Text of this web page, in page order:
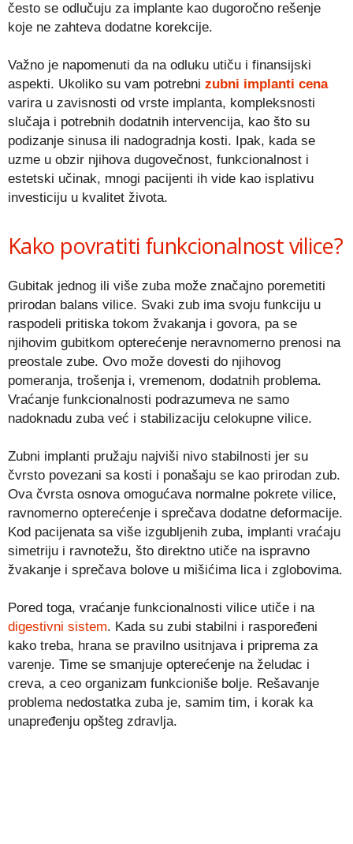
često se odlučuju za implante kao dugoročno rešenje
koje ne zahteva dodatne korekcije.
Važno je napomenuti da na odluku utiču i finansijski
aspekti. Ukoliko su vam potrebni zubni implanti cena
varira u zavisnosti od vrste implanta, kompleksnosti
slučaja i potrebnih dodatnih intervencija, kao što su
podizanje sinusa ili nadogradnja kosti. Ipak, kada se
uzme u obzir njihova dugovečnost, funkcionalnost i
estetski učinak, mnogi pacijenti ih vide kao isplativu
investiciju u kvalitet života.
Kako povratiti funkcionalnost vilice?
Gubitak jednog ili više zuba može značajno poremetiti
prirodan balans vilice. Svaki zub ima svoju funkciju u
raspodeli pritiska tokom žvakanja i govora, pa se
njihovim gubitkom opterećenje neravnomerno prenosi na
preostale zube. Ovo može dovesti do njihovog
pomeranja, trošenja i, vremenom, dodatnih problema.
Vraćanje funkcionalnosti podrazumeva ne samo
nadoknadu zuba već i stabilizaciju celokupne vilice.
Zubni implanti pružaju najviši nivo stabilnosti jer su
čvrsto povezani sa kosti i ponašaju se kao prirodan zub.
Ova čvrsta osnova omogućava normalne pokrete vilice,
ravnomerno opterećenje i sprečava dodatne deformacije.
Kod pacijenata sa više izgubljenih zuba, implanti vraćaju
simetriju i ravnotežu, što direktno utiče na ispravno
žvakanje i sprečava bolove u mišićima lica i zglobovima.
Pored toga, vraćanje funkcionalnosti vilice utiče i na
digestivni sistem. Kada su zubi stabilni i raspoređeni
kako treba, hrana se pravilno usitnjava i priprema za
varenje. Time se smanjuje opterećenje na želudac i
creva, a ceo organizam funkcioniše bolje. Rešavanje
problema nedostatka zuba je, samim tim, i korak ka
unapređenju opšteg zdravlja.